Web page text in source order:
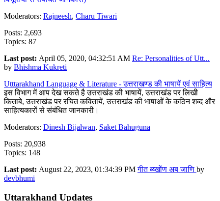
Moderators: Rajneesh, Charu Tiwari
Posts: 2,693
Topics: 87
Last post: April 05, 2020, 04:32:51 AM Re: Personalities of Utt...
by Bhishma Kukreti
Utttarakhand Language & Literature - उत्तराखण्ड की भाषायें एवं साहित्य
इस विभाग में आप देख सकते है उत्तराखंड की भाषायें, उत्तराखंड पर लिखी
किताबे, उत्तराखंड पर रचित कवितायें, उत्तराखंड की भाषाओं के कठिन शब्द और
साहित्यकारों से संबंधित जानकारी।
Moderators: Dinesh Bijalwan, Saket Bahuguna
Posts: 20,938
Topics: 148
Last post: August 22, 2023, 01:34:39 PMगीत ब्य्खोंण अब जाणि by
devbhumi
Uttarakhand Updates